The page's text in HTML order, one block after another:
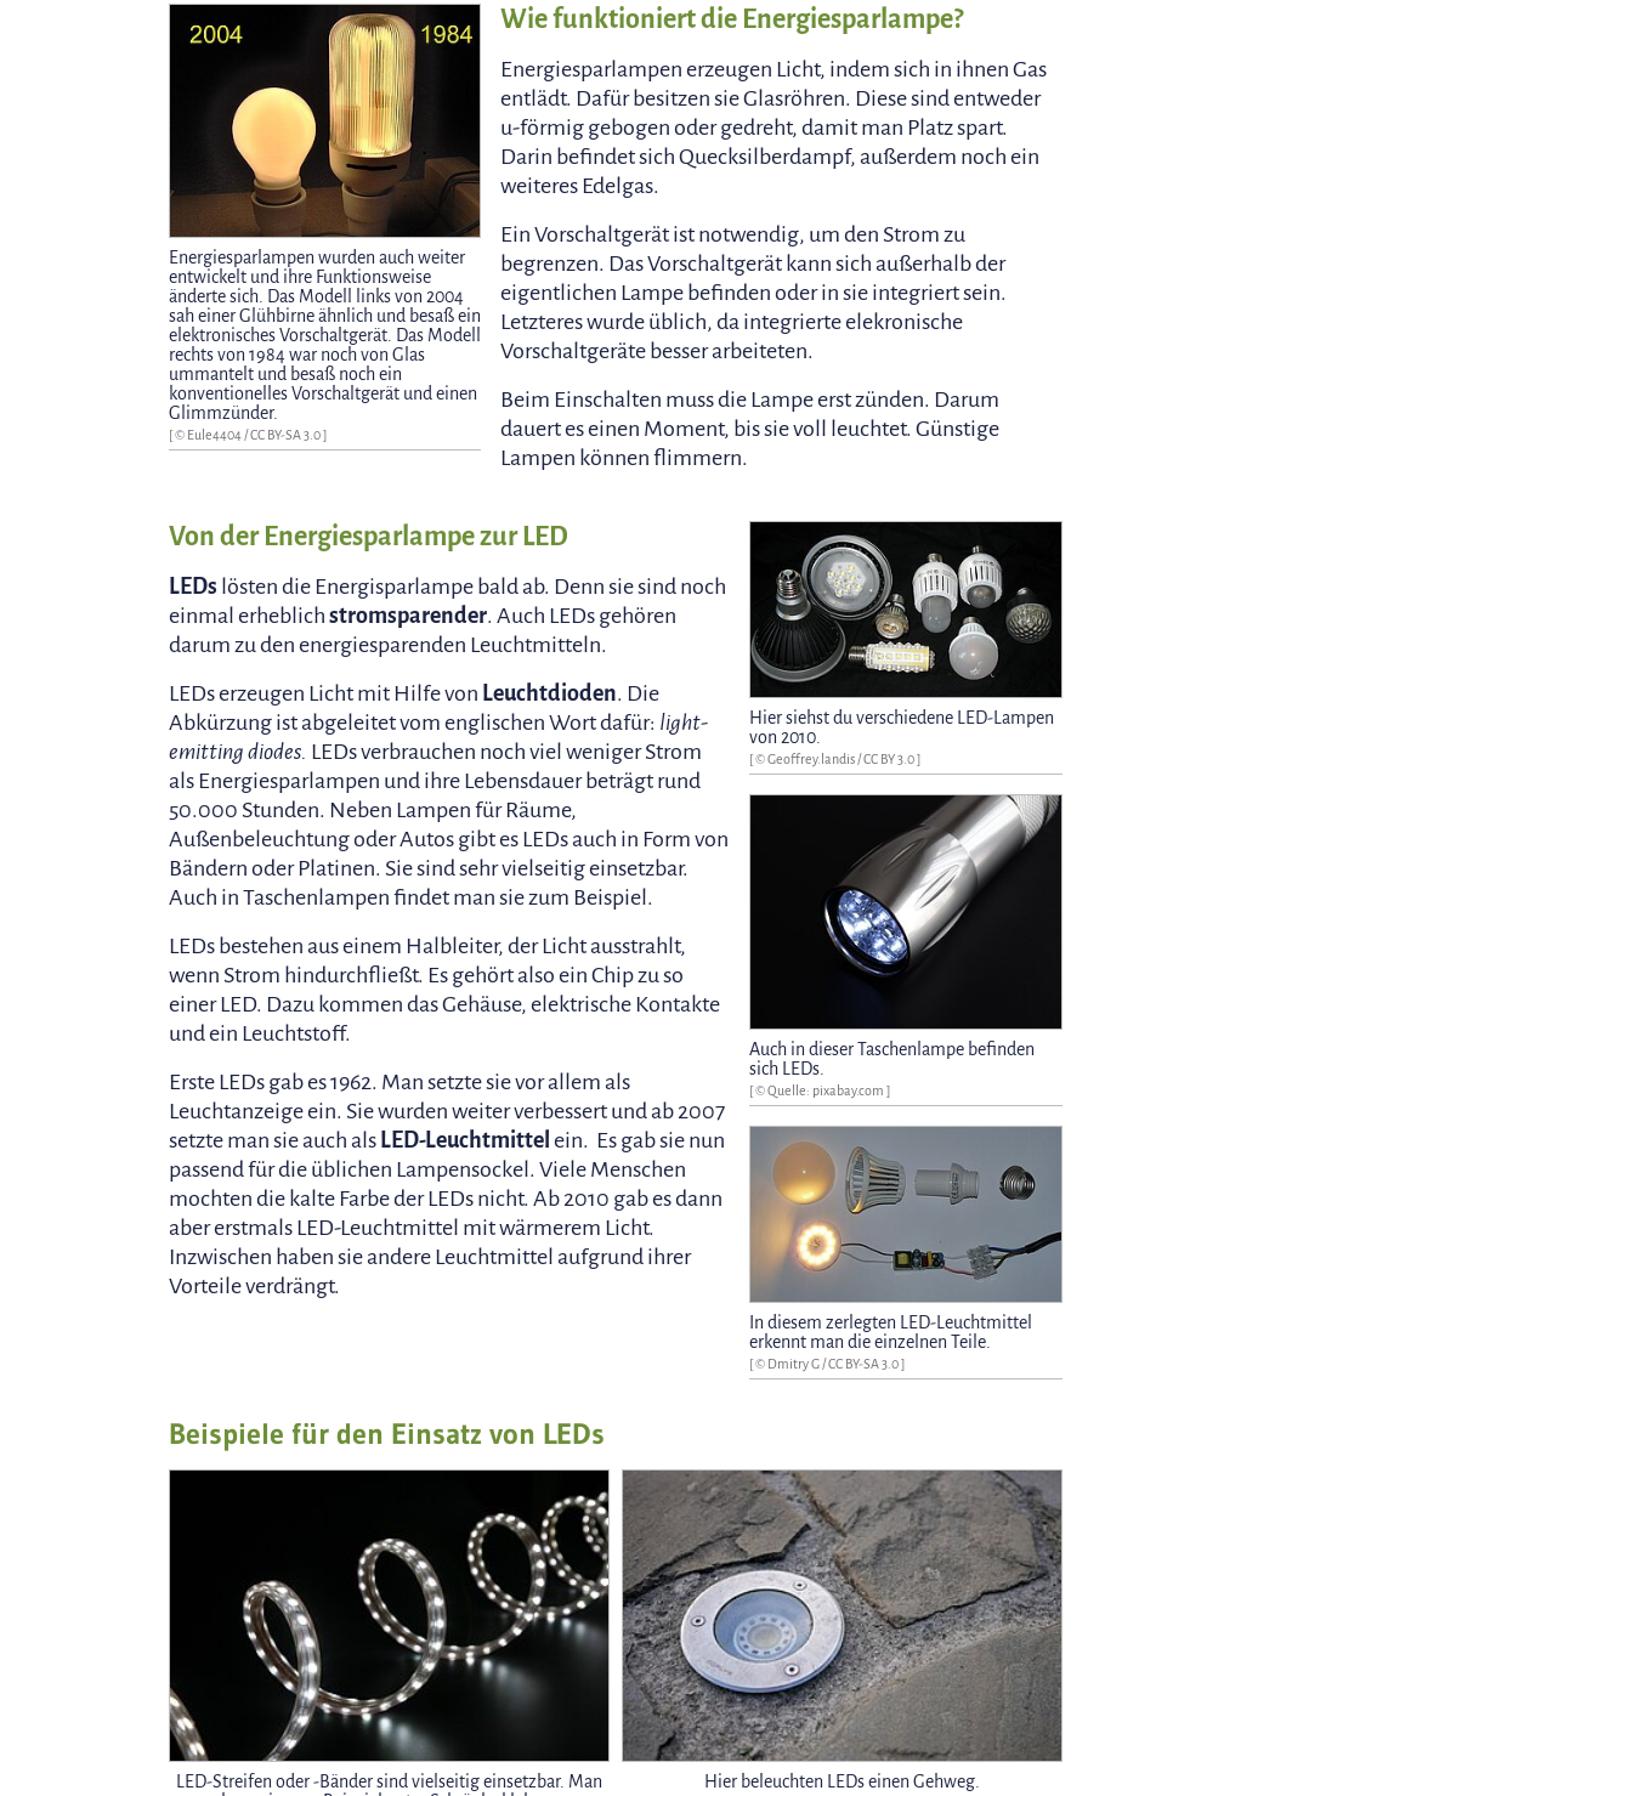
Energiesparlampen wurden auch weiter
entwickelt und ihre Funktionsweise
änderte sich. Das Modell links von 2004
sah einer Glühbirne ähnlich und besaß ein
elektronisches Vorschaltgerät. Das Modell
rechts von 1984 war noch von Glas
ummantelt und besaß noch ein
konventionelles Vorschaltgerät und einen
Glimmzünder.
[ © Eule4404 /CC BY-SA 3.0]
Wie funktioniert die Energiesparlampe?
Energiesparlampen erzeugen Licht, indem sich in ihnen Gas
entlädt. Dafür besitzen sie Glasröhren. Diese sind entweder
u-förmig gebogen oder gedreht, damit man Platz spart.
Darin befindet sich Quecksilberdampf, außerdem noch ein
weiteres Edelgas.
Ein Vorschaltgerät ist notwendig, um den Strom zu
begrenzen. Das Vorschaltgerät kann sich außerhalb der
eigentlichen Lampe befinden oder in sie integriert sein.
Letzteres wurde üblich, da integrierte elekronische
Vorschaltgeräte besser arbeiteten.
Beim Einschalten muss die Lampe erst zünden. Darum
dauert es einen Moment, bis sie voll leuchtet. Günstige
Lampen können flimmern.
Hier siehst du verschiedene LED-Lampen
von 2010.
[ ©Geoffrey.landis /CC BY 3.0]
Auch in dieser Taschenlampe befinden
sich LEDs.
[ © Quelle: pixabay.com ]
In diesem zerlegten LED-Leuchtmittel
erkennt man die einzelnen Teile.
[ © Dmitry G /CC BY-SA 3.0]
Von der Energiesparlampe zur LED
LEDs lösten die Energisparlampe bald ab. Denn sie sind noch
einmal erheblich stromsparender. Auch LEDs gehören
darum zu den energiesparenden Leuchtmitteln.
LEDs erzeugen Licht mit Hilfe von Leuchtdioden. Die
Abkürzung ist abgeleitet vom englischen Wort dafür: light-
emitting diodes. LEDs verbrauchen noch viel weniger Strom
als Energiesparlampen und ihre Lebensdauer beträgt rund
50.000 Stunden. Neben Lampen für Räume,
Außenbeleuchtung oder Autos gibt es LEDs auch in Form von
Bändern oder Platinen. Sie sind sehr vielseitig einsetzbar.
Auch in Taschenlampen findet man sie zum Beispiel.
LEDs bestehen aus einem Halbleiter, der Licht ausstrahlt,
wenn Strom hindurchfließt. Es gehört also ein Chip zu so
einer LED. Dazu kommen das Gehäuse, elektrische Kontakte
und ein Leuchtstoff.
Erste LEDs gab es 1962. Man setzte sie vor allem als
Leuchtanzeige ein. Sie wurden weiter verbessert und ab 2007
setzte man sie auch als LED-Leuchtmittel ein. Es gab sie nun
passend für die üblichen Lampensockel. Viele Menschen
mochten die kalte Farbe der LEDs nicht. Ab 2010 gab es dann
aber erstmals LED-Leuchtmittel mit wärmerem Licht.
Inzwischen haben sie andere Leuchtmittel aufgrund ihrer
Vorteile verdrängt.
Beispiele für den Einsatz von LEDs
LED-Streifen oder -Bänder sind vielseitig einsetzbar. Man
Hier beleuchten LEDs einen Gehweg.